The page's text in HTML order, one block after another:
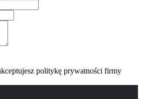
politykę prywatności firmy